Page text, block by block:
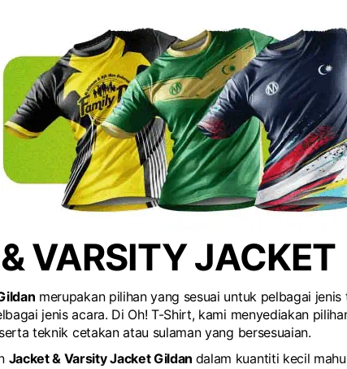
VARSITY JACKET
merupakan pilihan yang sesuai untuk pelbagai
jenis acara. Di Oh! T-Shirt, kami menyediakan
teknik cetakan atau sulaman yang bersesuaian.
Jacket & Varsity Jacket Gildan dalam kuantiti kecil